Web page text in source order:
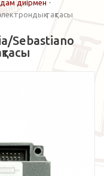
диірмен -
тақтасы
Sebastiano